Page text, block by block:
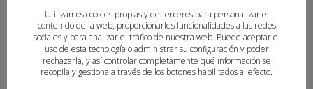
Utilizamos cookies propias y de terceros para personalizar el
contenido de la web, proporcionarles funcionalidades a las redes
sociales y para analizar el tráfico de nuestra web. Puede aceptar el
uso de esta tecnología o administrar su configuración y poder
rechazarla, y así controlar completamente qué información se
recopila y gestiona a través de los botones habilitados al efecto.